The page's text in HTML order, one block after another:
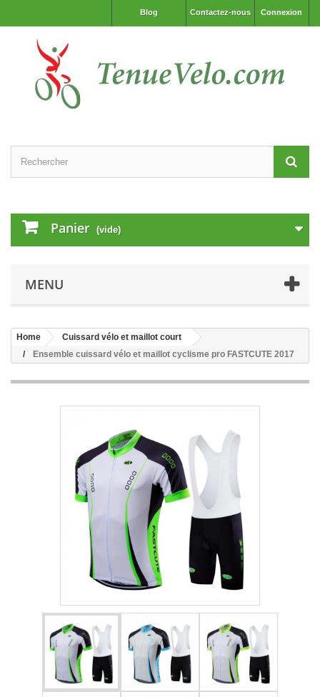
Connexion
Contactez-nous
Blog
Panier (vide)
MENU
Home
Cuissard vélo et maillot court
Ensemble cuissard vélo et maillot cyclisme pro FASTCUTE 2017